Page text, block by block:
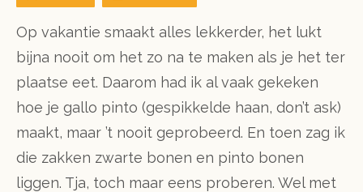
Op vakantie smaakt alles lekkerder, het lukt
bijna nooit om het zo na te maken als je het ter
plaatse eet. Daarom had ik al vaak gekeken
hoe je gallo pinto (gespikkelde haan, don’t ask)
maakt, maar ’t nooit geprobeerd. En toen zag ik
die zakken zwarte bonen en pinto bonen
liggen. Tja, toch maar eens proberen. Wel met